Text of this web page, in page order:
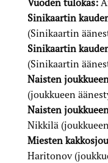
Vuoden tulokas:
Sinikaartin
(Sinikaartin
Sinikaartin
(Sinikaartin
Naisten
(joukkueen
Naisten
Nikkilä
Miesten
Haritonov